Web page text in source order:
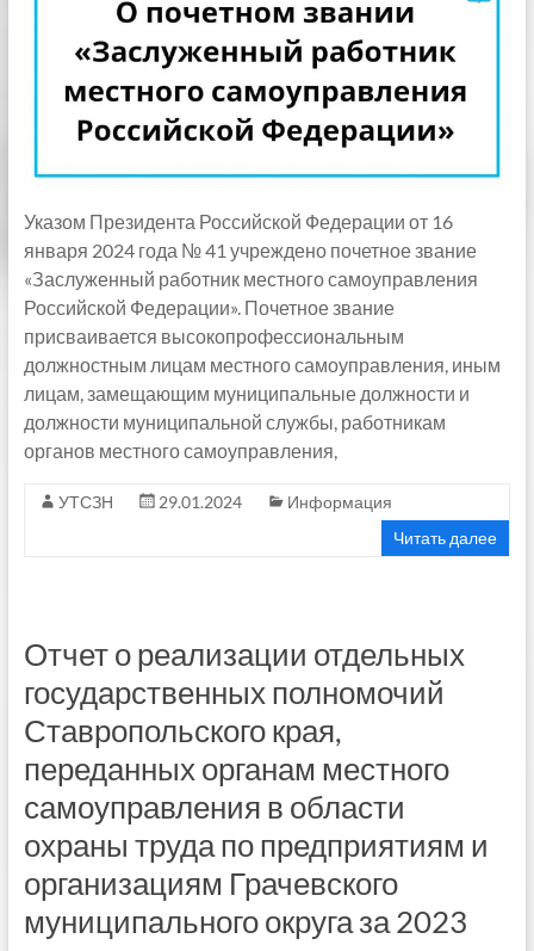
Указом Президента Российской Федерации от 16
января 2024 года № 41 учреждено почетное звание
«Заслуженный работник местного самоуправления
Российской Федерации». Почетное звание
присваивается высокопрофессиональным
должностным лицам местного самоуправления, иным
лицам, замещающим муниципальные должности и
должности муниципальной службы, работникам
органов местного самоуправления,
УТСЗН 29.01.2024
Информация
Читать далее
Отчет о реализации отдельных
государственных полномочий
Ставропольского края,
переданных органам местного
самоуправления в области
охраны труда по предприятиям и
организациям Грачевского
муниципального округа за 2023